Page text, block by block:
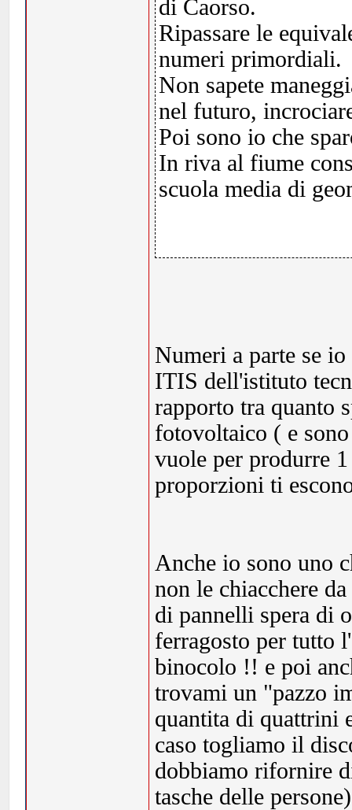
di Caorso.
Ripassare le
numeri primordiali.
Non sapete
nel futuro,
Poi sono io che
In riva al fiume
scuola media di
Numeri a parte se
ITIS dell'istituto
rapporto tra quanto
fotovoltaico ( e
vuole per produrre
proporzioni ti
Anche io sono uno
non le chiacchere
di pannelli spera di
ferragosto per tutto
binocolo !! e poi
trovami un "pazzo
quantita di quattrini
caso togliamo il
dobbiamo rifornire
tasche delle persone)